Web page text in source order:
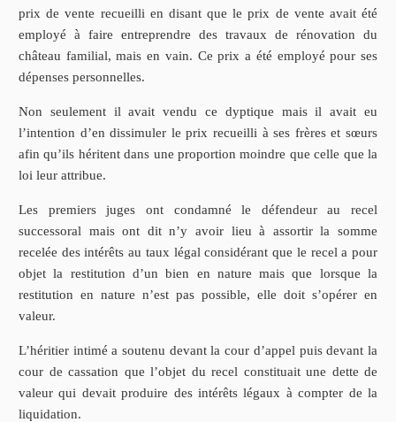
prix de vente recueilli en disant que le prix de vente avait été
employé à faire entreprendre des travaux de rénovation du
château familial, mais en vain. Ce prix a été employé pour ses
dépenses personnelles.
Non seulement il avait vendu ce dyptique mais il avait eu
l’intention d’en dissimuler le prix recueilli à ses frères et sœurs
afin qu’ils héritent dans une proportion moindre que celle que la
loi leur attribue.
Les premiers juges ont condamné le défendeur au recel
successoral mais ont dit n’y avoir lieu à assortir la somme
recelée des intérêts au taux légal considérant que le recel a pour
objet la restitution d’un bien en nature mais que lorsque la
restitution en nature n’est pas possible, elle doit s’opérer en
valeur.
L’héritier intimé a soutenu devant la cour d’appel puis devant la
cour de cassation que l’objet du recel constituait une dette de
valeur qui devait produire des intérêts légaux à compter de la
liquidation.